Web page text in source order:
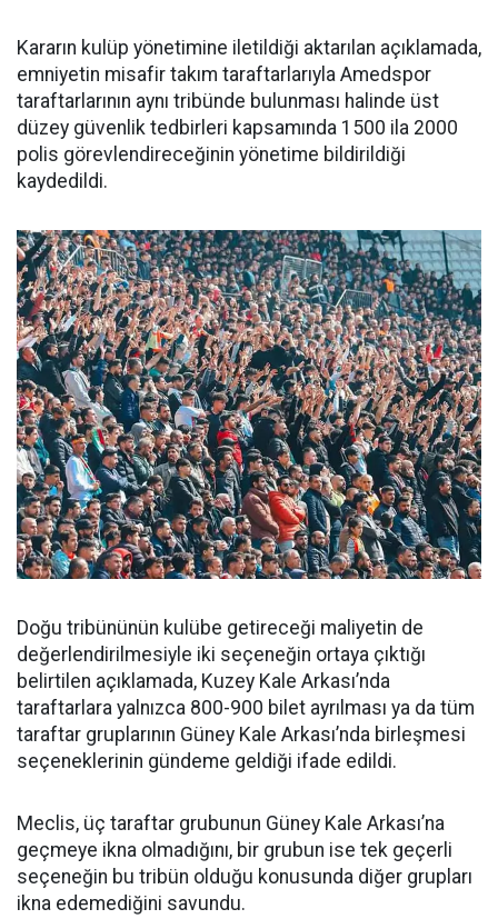
Kararın kulüp yönetimine iletildiği aktarılan açıklamada,
emniyetin misafir takım taraftarlarıyla Amedspor
taraftarlarının aynı tribünde bulunması halinde üst
düzey güvenlik tedbirleri kapsamında 1500 ila 2000
polis görevlendireceğinin yönetime bildirildiği
kaydedildi.
Doğu tribününün kulübe getireceği maliyetin de
değerlendirilmesiyle iki seçeneğin ortaya çıktığı
belirtilen açıklamada, Kuzey Kale Arkası’nda
taraftarlara yalnızca 800-900 bilet ayrılması ya da tüm
taraftar gruplarının Güney Kale Arkası’nda birleşmesi
seçeneklerinin gündeme geldiği ifade edildi.
Meclis, üç taraftar grubunun Güney Kale Arkası’na
geçmeye ikna olmadığını, bir grubun ise tek geçerli
seçeneğin bu tribün olduğu konusunda diğer grupları
ikna edemediğini savundu.